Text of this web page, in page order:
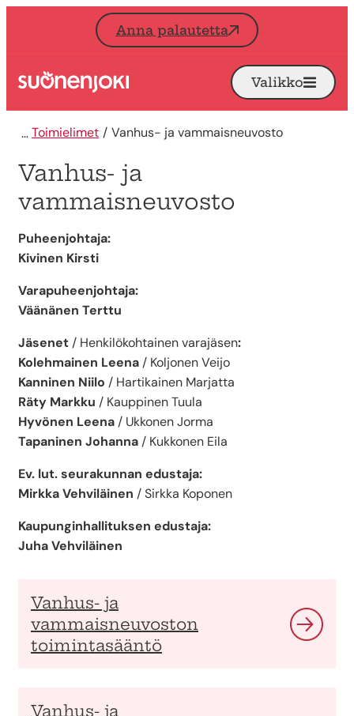
Siirry sisältöön
Anna palautetta
Etusivu Avaa
Valikko
Toimielimet Vanhus- ja vammaisneuvosto
Vanhus- ja
vammaisneuvosto
Puheenjohtaja:
Kivinen Kirsti
Varapuheenjohtaja:
Väänänen Terttu
Jäsenet / Henkilökohtainen varajäsen:
Kolehmainen Leena / Koljonen Veijo
Kanninen Niilo / Hartikainen Marjatta
Räty Markku / Kauppinen Tuula
Hyvönen Leena / Ukkonen Jorma
Tapaninen Johanna / Kukkonen Eila
Ev. lut. seurakunnan edustaja:
Mirkka Vehviläinen / Sirkka Koponen
Kaupunginhallituksen edustaja:
Juha Vehviläinen
Vanhus- ja
vammaisneuvoston
toimintasääntö
Vanhus- ja